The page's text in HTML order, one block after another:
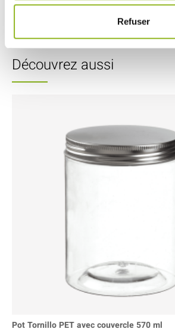
Refuser
Soit 0.08 €l'unité
Découvrez aussi
Pot Tornillo PET avec couvercle 570 ml